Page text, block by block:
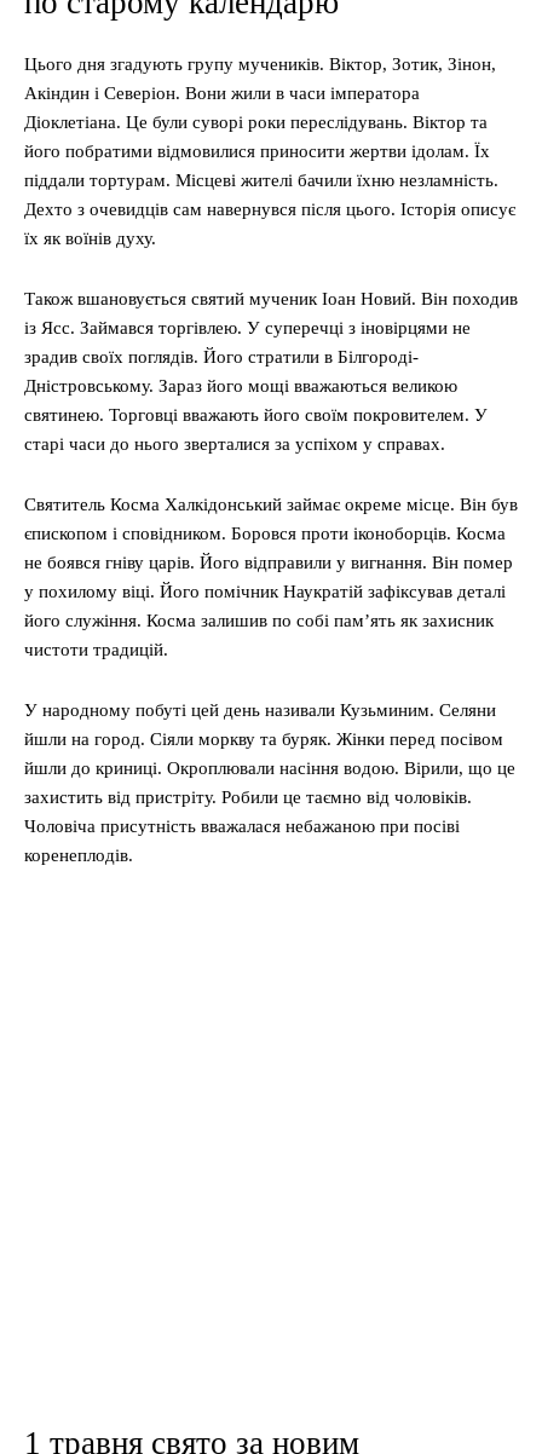
Цього дня згадують групу мучеників. Віктор, Зотик, Зінон,
Акіндин і Северіон. Вони жили в часи імператора
Діоклетіана. Це були суворі роки переслідувань. Віктор та
його побратими відмовилися приносити жертви ідолам. Їх
піддали тортурам. Місцеві жителі бачили їхню незламність.
Дехто з очевидців сам навернувся після цього. Історія описує
їх як воїнів духу.
Також вшановується святий мученик Іоан Новий. Він походив
із Ясс. Займався торгівлею. У суперечці з іновірцями не
зрадив своїх поглядів. Його стратили в Білгороді-
Дністровському. Зараз його мощі вважаються великою
святинею. Торговці вважають його своїм покровителем. У
старі часи до нього зверталися за успіхом у справах.
Святитель Косма Халкідонський займає окреме місце. Він був
єпископом і сповідником. Боровся проти іконоборців. Косма
не боявся гніву царів. Його відправили у вигнання. Він помер
у похилому віці. Його помічник Наукратій зафіксував деталі
його служіння. Косма залишив по собі пам’ять як захисник
чистоти традицій.
У народному побуті цей день називали Кузьминим. Селяни
йшли на город. Сіяли моркву та буряк. Жінки перед посівом
йшли до криниці. Окроплювали насіння водою. Вірили, що це
захистить від пристріту. Робили це таємно від чоловіків.
Чоловіча присутність вважалася небажаною при посіві
коренеплодів.
1 травня свято за новим